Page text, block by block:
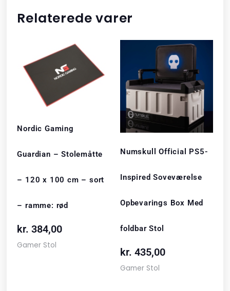
Relaterede varer
Nordic Gaming
Guardian – Stolemåtte
– 120 x 100 cm – sort
– ramme: rød
kr. 384,00
Gamer Stol
Numskull Official PS5-
Inspired Soveværelse
Opbevarings Box Med
foldbar Stol
kr. 435,00
Gamer Stol